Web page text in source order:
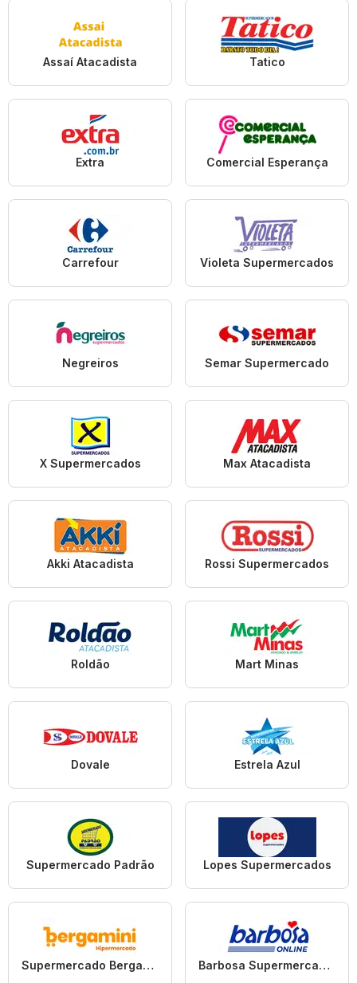
Assaí Atacadista Tatico
Extra Comercial Esperança
Carrefour Violeta Supermercados
Negreiros Semar Supermercado
X Supermercados Max Atacadista
Akki Atacadista Rossi Supermercados
Roldão Mart Minas
Dovale Estrela Azul
Supermercado Padrão Lopes Supermercados
Supermercado Bergamini Barbosa Supermercados